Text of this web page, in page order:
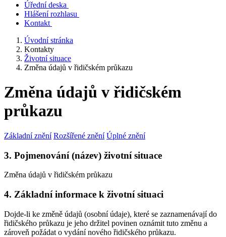
Úřední deska
Hlášení rozhlasu
Kontakt
Úvodní stránka
Kontakty
Životní situace
Změna údajů v řidičském průkazu
Změna údajů v řidičském
průkazu
Základní znění Rozšířené znění Úplné znění
3. Pojmenování (název) životní situace
Změna údajů v řidičském průkazu
4. Základní informace k životní situaci
Dojde-li ke změně údajů (osobní údaje), které se zaznamenávají do
řidičského průkazu je jeho držitel povinen oznámit tuto změnu a
zároveň požádat o vydání nového řidičského průkazu.